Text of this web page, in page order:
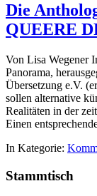
Die
QUEERE
Von Lisa Wegener
Panorama,
Übersetzung e.V.
sollen alternative
Realitäten in der
Einen
In Kategorie:
Stammtisch